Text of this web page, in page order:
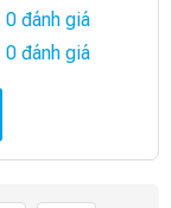
| 0 đánh giá
| 0 đánh giá